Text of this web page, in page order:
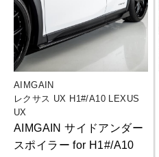
AIMGAIN
レクサス UX H1#/A10 LEXUS
UX
AIMGAIN サイドアンダー
スポイラー for H1#/A10